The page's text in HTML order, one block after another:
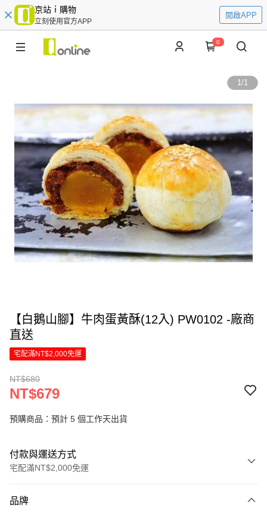
京站ｉ購物
立刻使用官方APP
開啟APP
0
1/1
【白鵝山腳】牛肉蛋黃酥(12入) PW0102 -廠商
直送
宅配滿NT$2,000免運
NT$680
NT$679
預購商品：預計 5 個工作天出貨
付款與運送方式
宅配滿NT$2,000免運
信用卡一次付款
品牌